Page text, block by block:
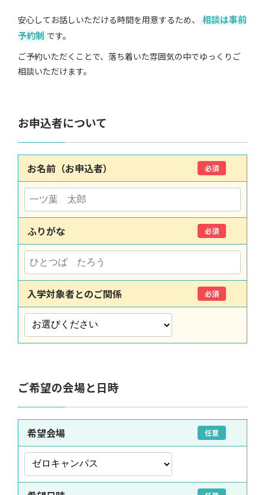
安心してお話しいただける時間を用意するため、
相談は事前
予約制 です。
ご予約いただくことで、落ち着いた雰囲気の中でゆっくりご
相談いただけます。
お申込者について
お名前（お申込者） 必須
ふりがな 必須
入学対象者とのご関係 必須
ご希望の会場と日時
希望会場 任意